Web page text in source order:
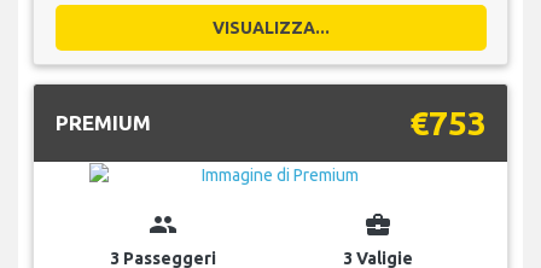
VISUALIZZA...
PREMIUM €753
group
3 Passeggeri
business_center
3 Valigie